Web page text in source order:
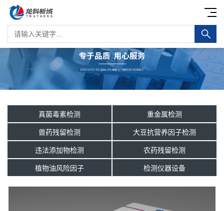
真菌毒素检测
重金属检测
兽药残留检测
大豆抗营养因子检测
违法添加物检测
农药残留检测
植物油风险因子
检测仪器设备